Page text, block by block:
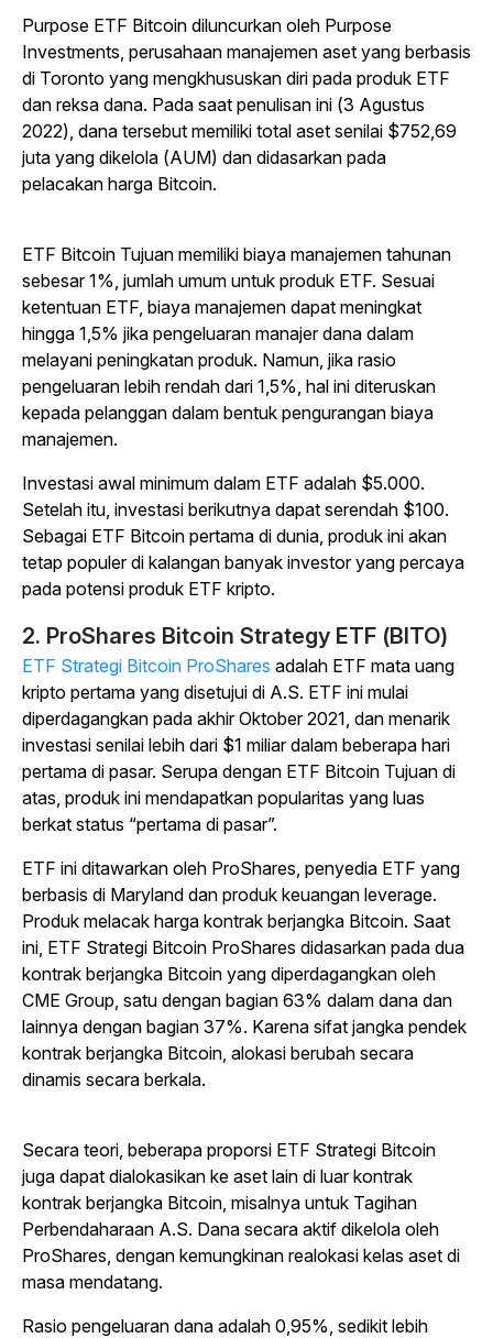
Purpose ETF Bitcoin diluncurkan oleh Purpose
Investments, perusahaan manajemen aset yang berbasis
di Toronto yang mengkhususkan diri pada produk ETF
dan reksa dana. Pada saat penulisan ini (3 Agustus
2022), dana tersebut memiliki total aset senilai $752,69
juta yang dikelola (AUM) dan didasarkan pada
pelacakan harga Bitcoin.
ETF Bitcoin Tujuan memiliki biaya manajemen tahunan
sebesar 1%, jumlah umum untuk produk ETF. Sesuai
ketentuan ETF, biaya manajemen dapat meningkat
hingga 1,5% jika pengeluaran manajer dana dalam
melayani peningkatan produk. Namun, jika rasio
pengeluaran lebih rendah dari 1,5%, hal ini diteruskan
kepada pelanggan dalam bentuk pengurangan biaya
manajemen.
Investasi awal minimum dalam ETF adalah $5.000.
Setelah itu, investasi berikutnya dapat serendah $100.
Sebagai ETF Bitcoin pertama di dunia, produk ini akan
tetap populer di kalangan banyak investor yang percaya
pada potensi produk ETF kripto.
2. ProShares Bitcoin Strategy ETF (BITO)
ETF Strategi Bitcoin ProShares adalah ETF mata uang
kripto pertama yang disetujui di A.S. ETF ini mulai
diperdagangkan pada akhir Oktober 2021, dan menarik
investasi senilai lebih dari $1 miliar dalam beberapa hari
pertama di pasar. Serupa dengan ETF Bitcoin Tujuan di
atas, produk ini mendapatkan popularitas yang luas
berkat status “pertama di pasar”.
ETF ini ditawarkan oleh ProShares, penyedia ETF yang
berbasis di Maryland dan produk keuangan leverage.
Produk melacak harga kontrak berjangka Bitcoin. Saat
ini, ETF Strategi Bitcoin ProShares didasarkan pada dua
kontrak berjangka Bitcoin yang diperdagangkan oleh
CME Group, satu dengan bagian 63% dalam dana dan
lainnya dengan bagian 37%. Karena sifat jangka pendek
kontrak berjangka Bitcoin, alokasi berubah secara
dinamis secara berkala.
Secara teori, beberapa proporsi ETF Strategi Bitcoin
juga dapat dialokasikan ke aset lain di luar kontrak
kontrak berjangka Bitcoin, misalnya untuk Tagihan
Perbendaharaan A.S. Dana secara aktif dikelola oleh
ProShares, dengan kemungkinan realokasi kelas aset di
masa mendatang.
Rasio pengeluaran dana adalah 0,95%, sedikit lebih